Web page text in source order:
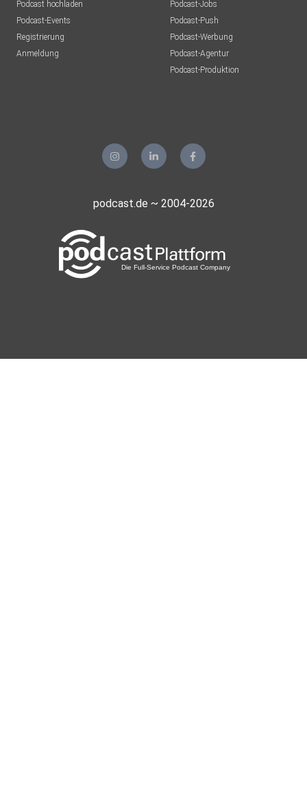
Podcast hochladen
Podcast-Events
Registrierung
Anmeldung
Podcast-Jobs
Podcast-Push
Podcast-Werbung
Podcast-Agentur
Podcast-Produktion
podcast.de ~ 2004-2026